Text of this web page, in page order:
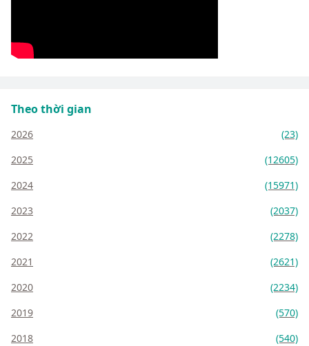
Theo thời gian
2026
(23)
2025
(12605)
2024
(15971)
2023
(2037)
2022
(2278)
2021
(2621)
2020
(2234)
2019
(570)
2018
(540)